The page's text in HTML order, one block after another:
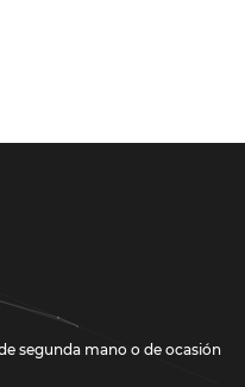
segunda mano o de ocasión